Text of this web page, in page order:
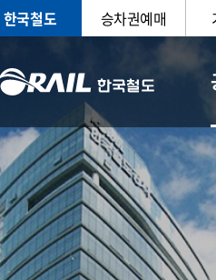
한국철도 승차권예매
CEO 일